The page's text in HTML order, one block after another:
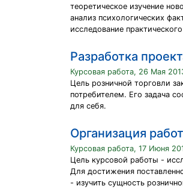
теоретическое изучение
анализ психологических
исследование
Разработка
Курсовая работа, 26 Мая
Цель розничной торговли
потребителем. Его задача
для себя.
Организация
Курсовая работа, 17 Июня
Цель курсовой работы -
Для достижения
- изучить сущность